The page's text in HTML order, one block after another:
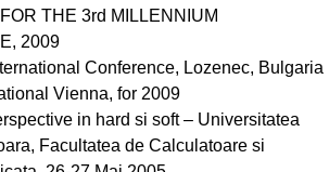
THE 3rd MILLENNIUM
2009
Conference, Lozenec, Bulgaria
Vienna, for 2009
in hard si soft – Universitatea
Facultatea de Calculatoare si